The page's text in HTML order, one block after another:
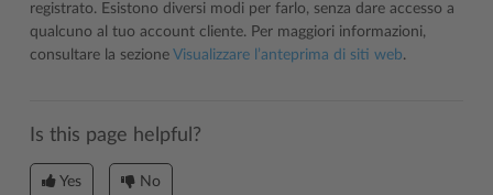
registrato. Esistono diversi modi per farlo, senza dare accesso a
qualcuno al tuo account cliente. Per maggiori informazioni,
consultare la sezione Visualizzare l’anteprima di siti web.
Is this page helpful?
Yes No